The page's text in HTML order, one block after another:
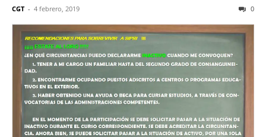
CGT - 4 febrero, 2019 0